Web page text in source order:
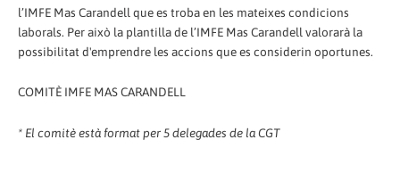
l’IMFE Mas Carandell que es troba en les mateixes condicions
laborals. Per això la plantilla de l’IMFE Mas Carandell valorarà la
possibilitat d'emprendre les accions que es considerin oportunes.
COMITÈ IMFE MAS CARANDELL
* El comitè està format per 5 delegades de la CGT